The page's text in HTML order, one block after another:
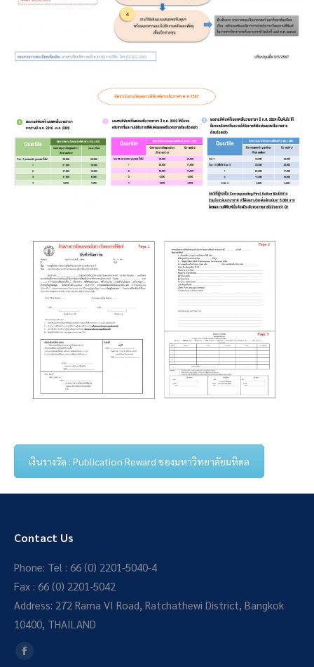
เงินรางวัล : Publication Reward ของมหาวิทยาลัยมหิดล
Contact Us
Phone: Tel : 66 (0) 2201-5040-4
Fax : 66 (0) 2201-5042
Address: 272 Rama VI Road, Ratchathewi District, Bangkok
10400, THAILAND
Find us on:
Facebook